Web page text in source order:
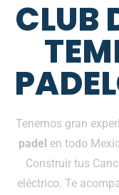
CLUB
Tenemos gran
padel en todo
Construir tus
eléctrico. Te